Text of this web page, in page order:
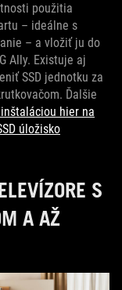
použitia
– ideálne s
– a vložiť ju do
Ally. Existuje aj
SSD jednotku za
Ďalšie
hier na
úložisko
S
A AŽ